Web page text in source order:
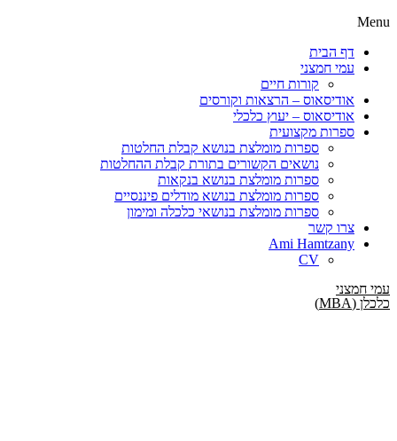
Menu
דף הבית
עמי חמצני
קורות חיים
אודיסאוס – הרצאות וקורסים
אודיסאוס – יעוץ כלכלי
ספרות מקצועית
ספרות מומלצת בנושא קבלת החלטות
נושאים הקשורים בתורת קבלת ההחלטות
ספרות מומלצת בנושא בנקאות
ספרות מומלצת בנושא מודלים פיננסיים
ספרות מומלצת בנושאי כלכלה ומימון
צרו קשר
Ami Hamtzany
CV
עמי חמצני
כלכלן (MBA)